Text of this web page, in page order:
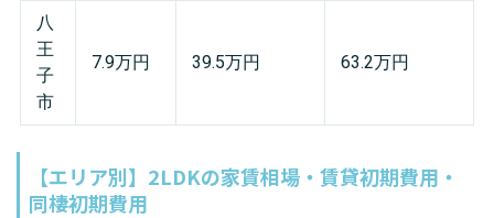
八
王
子
市
7.9万円 39.5万円 63.2万円
【エリア別】2LDKの家賃相場・賃貸初期費用・
同棲初期費用